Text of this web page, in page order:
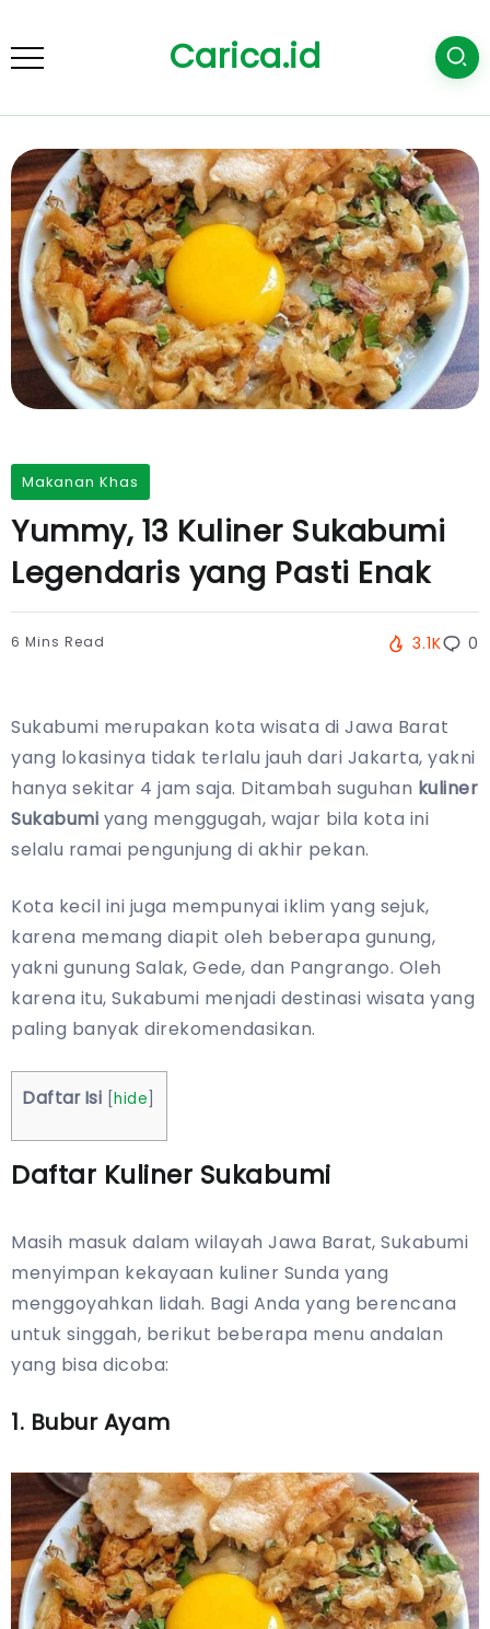
Carica.id
Makanan Khas
Yummy, 13 Kuliner Sukabumi
Legendaris yang Pasti Enak
6 Mins Read 3.1K 0
Sukabumi merupakan kota wisata di Jawa Barat
yang lokasinya tidak terlalu jauh dari Jakarta, yakni
hanya sekitar 4 jam saja. Ditambah suguhan kuliner
Sukabumi yang menggugah, wajar bila kota ini
selalu ramai pengunjung di akhir pekan.
Kota kecil ini juga mempunyai iklim yang sejuk,
karena memang diapit oleh beberapa gunung,
yakni gunung Salak, Gede, dan Pangrango. Oleh
karena itu, Sukabumi menjadi destinasi wisata yang
paling banyak direkomendasikan.
Daftar Isi [hide
Daftar Kuliner Sukabumi
Masih masuk dalam wilayah Jawa Barat, Sukabumi
menyimpan kekayaan kuliner Sunda yang
menggoyahkan lidah. Bagi Anda yang berencana
untuk singgah, berikut beberapa menu andalan
yang bisa dicoba:
1. Bubur Ayam